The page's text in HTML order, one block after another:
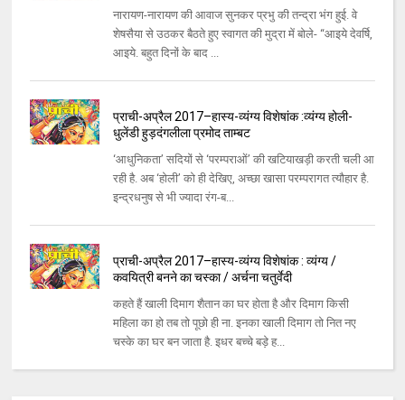
नारायण-नारायण की आवाज सुनकर प्रभु की तन्द्रा भंग हुई. वे
शेषसैया से उठकर बैठते हुए स्वागत की मुद्रा में बोले- ‘‘आइये देवर्षि,
आइये. बहुत दिनों के बाद ...
प्राची-अप्रैल 2017–हास्य-व्यंग्य विशेषांक :व्यंग्य होली-
धुलेंडी हुड़दंगलीला प्रमोद ताम्बट
‘आधुनिकता’ सदियों से ‘परम्पराओं’ की खटियाखड़ी करती चली आ
रही है. अब ‘होली’ को ही देखिए, अच्छा खासा परम्परागत त्यौहार है.
इन्द्रधनुष से भी ज्यादा रंग-ब...
प्राची-अप्रैल 2017–हास्य-व्यंग्य विशेषांक : व्यंग्य /
कवयित्री बनने का चस्का / अर्चना चतुर्वेदी
कहते हैं खाली दिमाग शैतान का घर होता है और दिमाग किसी
महिला का हो तब तो पूछो ही ना. इनका खाली दिमाग तो नित नए
चस्के का घर बन जाता है. इधर बच्चे बड़े ह...